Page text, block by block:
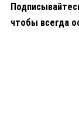
чтобы всегда